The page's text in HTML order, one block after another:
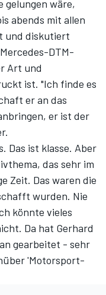
gelungen wäre,
abends mit allen
und diskutiert
DTM-
Art und
ist. "Ich finde es
er an das
er ist der
Das ist klasse. Aber
das sehr im
Zeit. Das waren die
wurden. Nie
könnte vieles
Da hat Gerhard
gearbeitet - sehr
'Motorsport-